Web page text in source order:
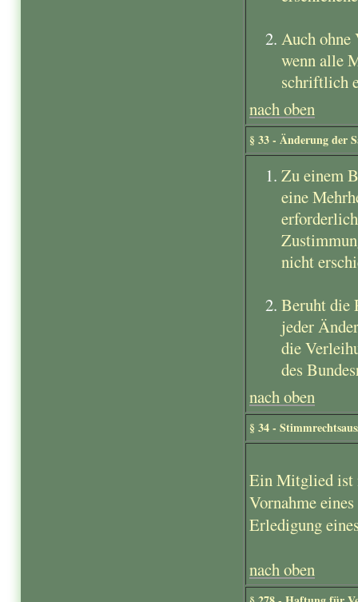
Auch
wenn alle
schriftlich
nach oben
§ 33 - Änderung der
Zu einem
eine
nicht
Beruht die
jeder
die
des
nach oben
§ 34 -
Ein Mitglied ist
Vornahme
Erledigung
nach oben